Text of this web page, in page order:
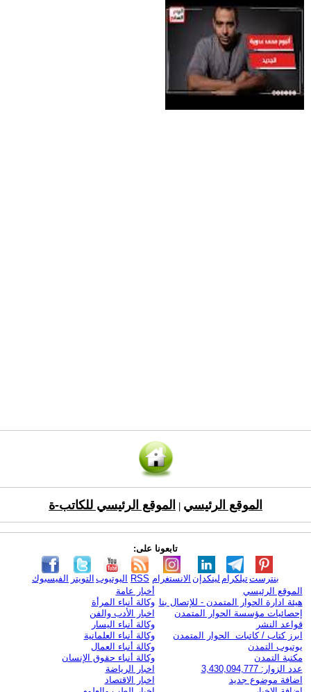
الموقع الرئيسي الموقع الرئيسي للكاتب-ة
تابعونا على:
الفيسبوك التويتر اليوتيوب RSS الانستغرام لينكدإن تيلكرامبنترست
الموقع الرئيسي
هيئة ادارة الحوار المتمدن - للإتصال بنا
إحصائيات مؤسسة الحوار المتمدن
قواعد النشر
ابرز كتاب / كاتبات الحوار المتمدن
يوتيوب التمدن
مكتبة التمدن
عدد الزوار: 3,430,094,777
اضافة موضوع جديد
أخبار عامة
وكالة أنباء المرأة
اخبار الأدب والفن
وكالة أنباء اليسار
وكالة أنباء العلمانية
وكالة أنباء العمال
وكالة أنباء حقوق الإنسان
اخبار الرياضة
اخبار الاقتصاد